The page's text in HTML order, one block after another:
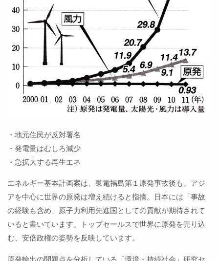
・地元住民が反対署名
・発電量はむしろ減少
・急拡大する再生エネ
エネルギー基本計画案は、東電福島第１原発事故後も、アジ
アを中心に世界の原発は増え続けると指摘。日本には「事故
の経験も含め」原子力利用先進国としての貢献が期待されて
いると書いています。トップセールスで世界に原発を売り込
む、安倍政権の姿勢を反映しています。
原発輸出の問題点を分析している「環境・持続社会」研究セ